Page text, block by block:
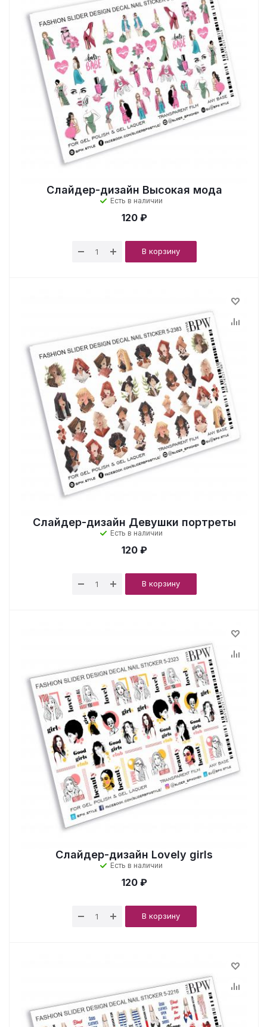
Слайдер-дизайн Высокая мода
Есть в наличии
120 ₽
В корзину
Слайдер-дизайн Девушки портреты
Есть в наличии
120 ₽
В корзину
Слайдер-дизайн Lovely girls
Есть в наличии
120 ₽
В корзину